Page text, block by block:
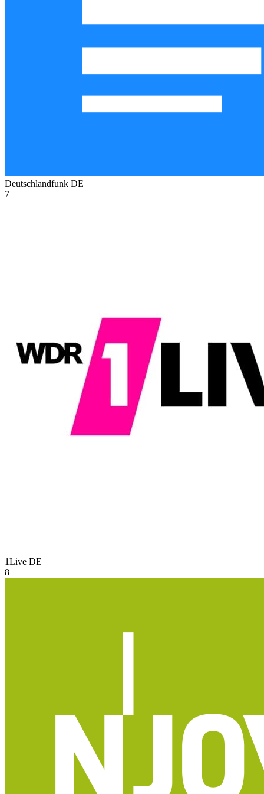
Deutschlandfunk DE
7
1Live DE
8